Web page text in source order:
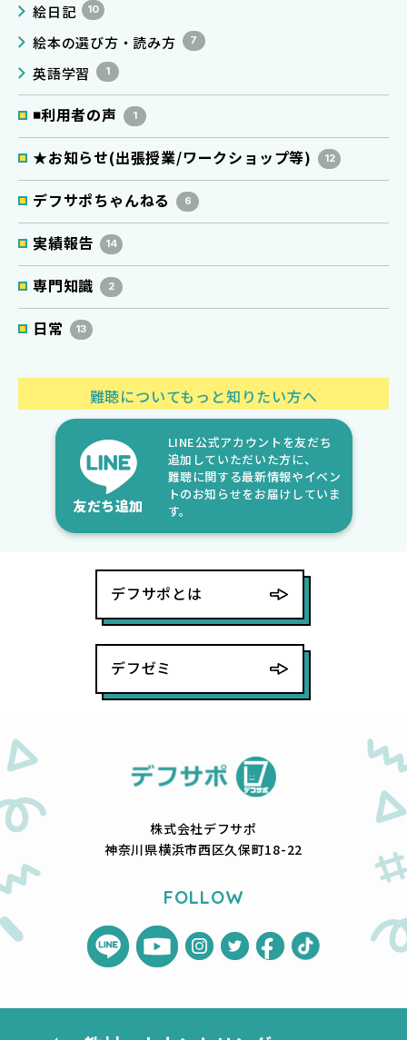
絵日記 10
絵本の選び方・読み方 7
英語学習 1
◾️利用者の声 1
★お知らせ(出張授業/ワークショップ等) 12
デフサポちゃんねる 6
実績報告 14
専門知識 2
日常 13
難聴についてもっと知りたい方へ
LINE公式アカウントを友だち
追加していただいた方に、
難聴に関する最新情報やイベン
トのお知らせをお届けしていま
す。
友だち追加
デフサポとは
デフゼミ
株式会社デフサポ
神奈川県横浜市西区久保町18-22
FOLLOW